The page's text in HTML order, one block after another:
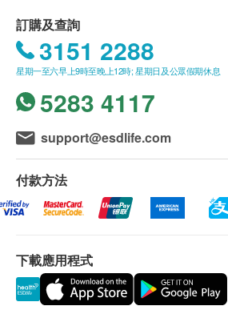
滿HK$350需附加HK$50運費。
我們將於確定訂單後3-4個工作
不排除運送時間會因節日而有所
訊號懸掛或黑色暴雨警告生效時
會延遲。
所有訂單須視乎相關貨品的供
認。倘若生活易未能提供任何
易有權拒絕接受該訂單，並且會
或電郵通知顧客再作安排。
貨品質量保證，於顧客收到產品
應最少有6個月或以上。
訂購及查詢
3151 2288
星期一至六早上9時至晚上12時; 星期日及公眾假期休息
5283 4117
support@esdlife.com
付款方法
下載應用程式